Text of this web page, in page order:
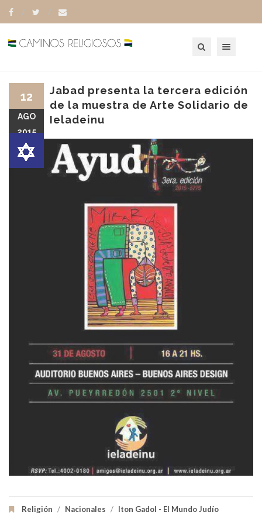
Jabad presenta la tercera edición
de la muestra de Arte Solidario de
Ieladeinu
Religión / Nacionales / Iton Gadol - El Mundo Judío
12
AGO
2015